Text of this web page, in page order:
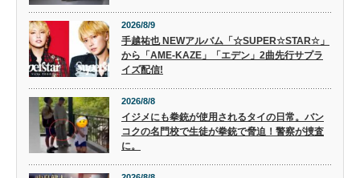
2026/8/9
手越祐也 NEWアルバム「☆SUPER☆STAR☆」
から「AME-KAZE」「エデン」2曲先行サプラ
イズ配信!
2026/8/8
イジメにも拳銃が使用されるタイの日常。バン
コクの名門校で生徒が拳銃で脅迫！警察が捜査
に。